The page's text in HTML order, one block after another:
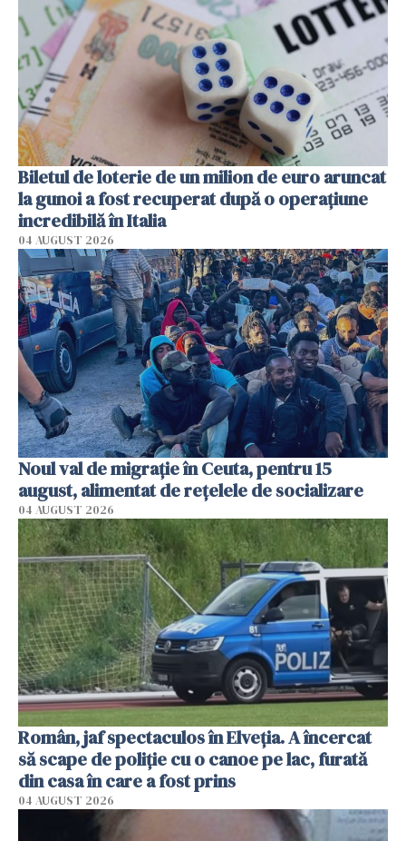
Biletul de loterie de un milion de euro aruncat
la gunoi a fost recuperat după o operațiune
incredibilă în Italia
04 AUGUST 2026
Noul val de migrație în Ceuta, pentru 15
august, alimentat de rețelele de socializare
04 AUGUST 2026
Român, jaf spectaculos în Elveția. A încercat
să scape de poliție cu o canoe pe lac, furată
din casa în care a fost prins
04 AUGUST 2026